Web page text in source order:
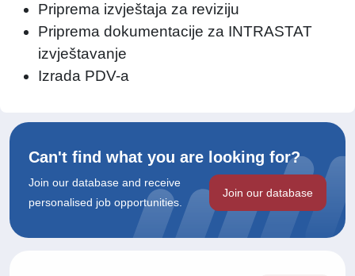
Can't find what you are looking for?
Join our database and receive
personalised job opportunities.
Join our database
Priprema izvještaja za reviziju
Priprema dokumentacije za INTRASTAT
izvještavanje
Izrada PDV-a